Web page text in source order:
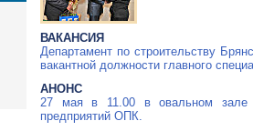
ВАКАНСИЯ
Департамент по строительству
вакантной должности главного
АНОНС
27 мая в 11.00 в овальном зале
предприятий ОПК.